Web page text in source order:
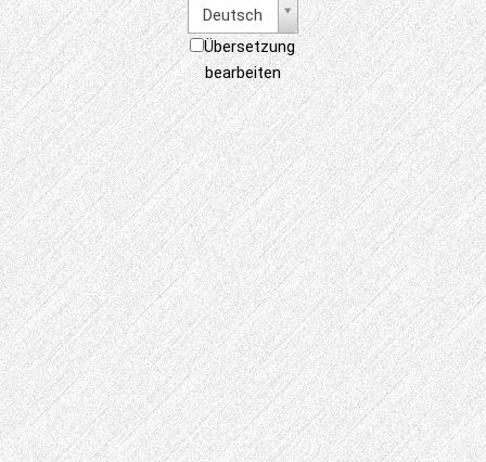
Deutsch
Übersetzung
bearbeiten